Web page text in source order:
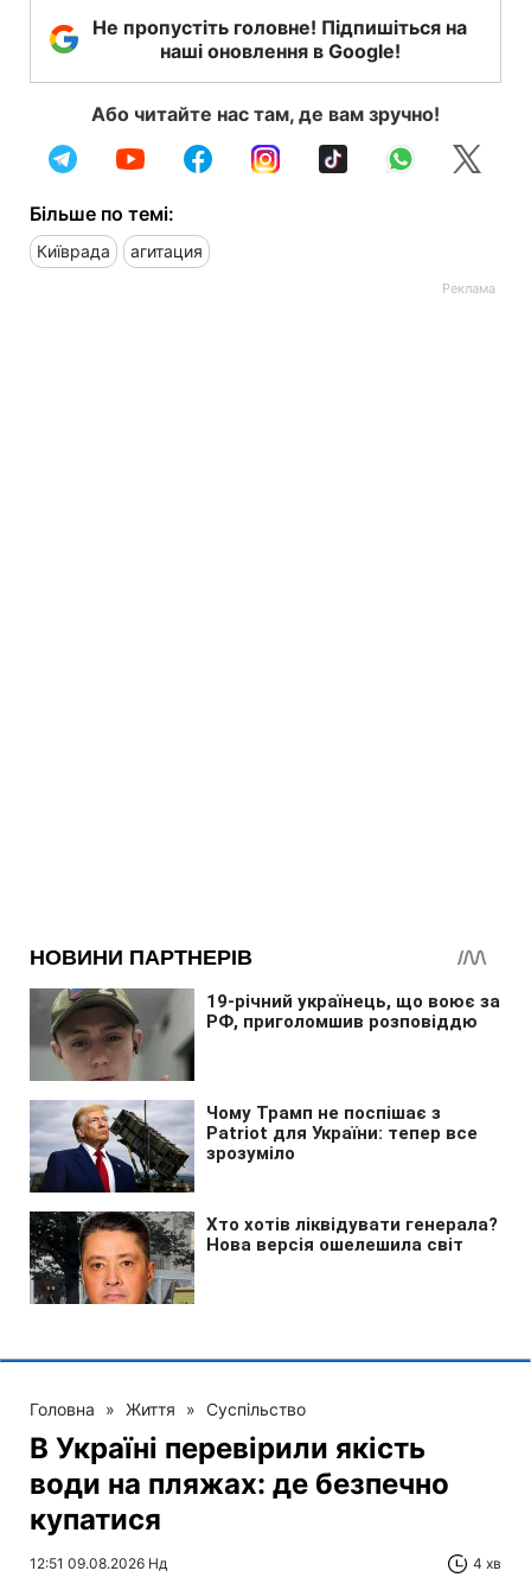
Не пропустіть головне! Підпишіться на
наші оновлення в Google!
Або читайте нас там, де вам зручно!
Більше по темі:
Київрада агитация
Головна » Життя » Суспільство
В Україні перевірили якість
води на пляжах: де безпечно
купатися
12:51 09.08.2026 Нд 4 хв